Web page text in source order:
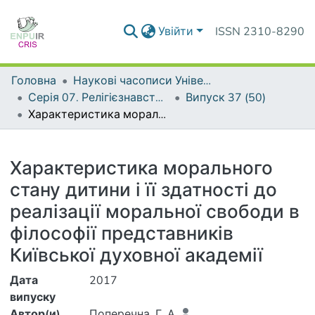
Увійти ISSN 2310-8290
Головна
Наукові часописи Університету
Серія 07. Релігієзнавство. Культурологія. Філософія
Випуск 37 (50)
Характеристика морального стану дитини і її здатності до реалізації моральної свободи в філософії представників Київської духовної академії
Характеристика морального
стану дитини і її здатності до
реалізації моральної свободи в
філософії представників
Київської духовної академії
Дата
випуску
2017